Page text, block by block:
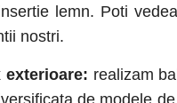
lemn. Poti
nostri.
exterioare: realizam
de modele